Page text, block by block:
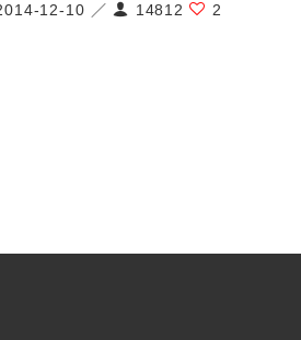
12-10 ／ 14812 2